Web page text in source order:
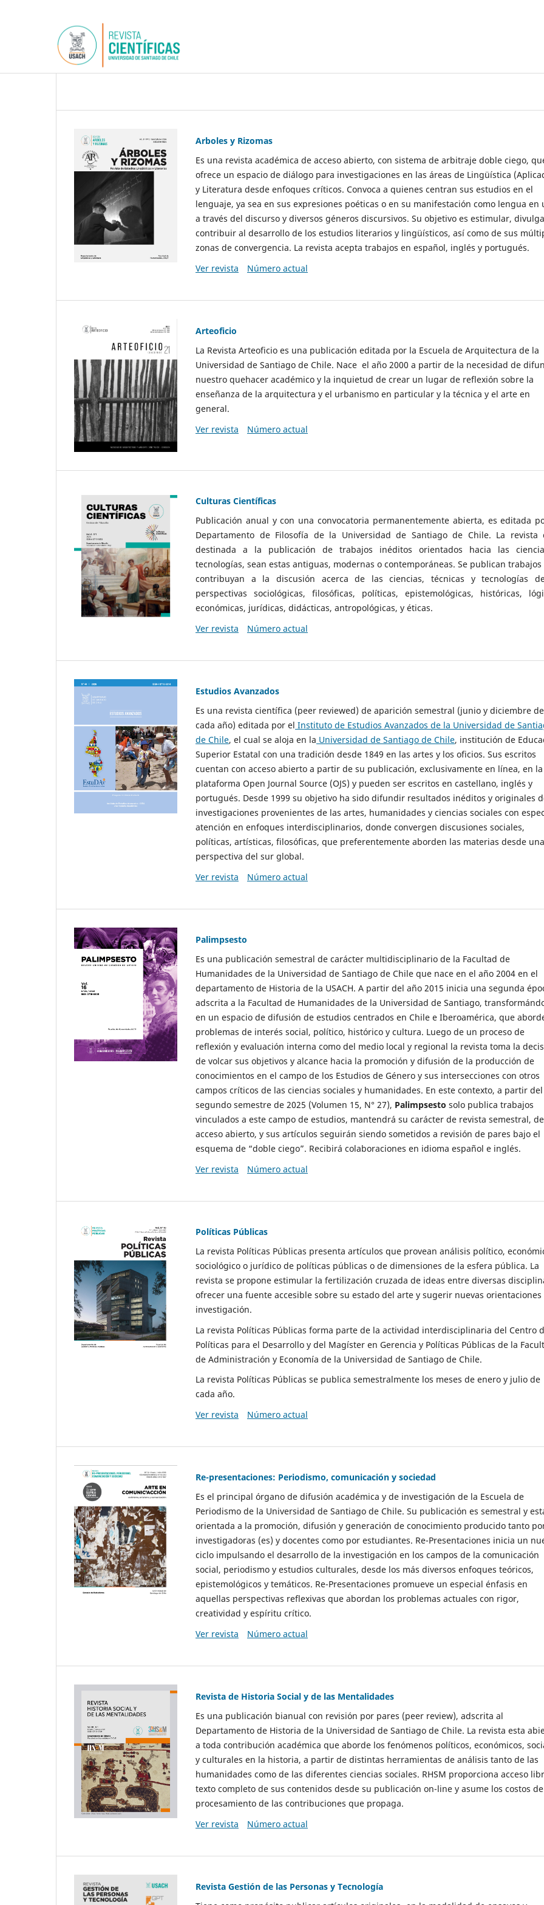
Arboles y Rizomas
Es una revista académica de acceso abierto, con sistema de arbitraje doble ciego,
ofrece un espacio de diálogo para investigaciones en las áreas de Lingüística
y Literatura desde enfoques críticos. Convoca a quienes centran sus estudios en el
lenguaje, ya sea en sus expresiones poéticas o en su manifestación como lengua en
a través del discurso y diversos géneros discursivos. Su objetivo es estimular,
contribuir al desarrollo de los estudios literarios y lingüísticos, así como de sus
zonas de convergencia. La revista acepta trabajos en español, inglés y portugués.
Ver revista
Número actual
Arteoficio
La Revista Arteoficio es una publicación editada por la Escuela de Arquitectura de la
Universidad de Santiago de Chile. Nace el año 2000 a partir de la necesidad de
nuestro quehacer académico y la inquietud de crear un lugar de reflexión sobre la
enseñanza de la arquitectura y el urbanismo en particular y la técnica y el arte en
general.
Ver revista
Número actual
Culturas Científicas
Publicación anual y con una convocatoria permanentemente abierta, es editada
Departamento de Filosofía de la Universidad de Santiago de Chile. La revista
destinada a la publicación de trabajos inéditos orientados hacia las
tecnologías, sean estas antiguas, modernas o contemporáneas. Se publican
contribuyan a la discusión acerca de las ciencias, técnicas y tecnologías
perspectivas sociológicas, filosóficas, políticas, epistemológicas, históricas,
económicas, jurídicas, didácticas, antropológicas, y éticas.
Ver revista
Número actual
Estudios Avanzados
Es una revista científica (peer reviewed) de aparición semestral (junio y diciembre de
cada año) editada por el Instituto de Estudios Avanzados de la Universidad de
de Chile, el cual se aloja en la Universidad de Santiago de Chile, institución de
Superior Estatal con una tradición desde 1849 en las artes y los oficios. Sus escritos
cuentan con acceso abierto a partir de su publicación, exclusivamente en línea, en la
plataforma Open Journal Source (OJS) y pueden ser escritos en castellano, inglés y
portugués. Desde 1999 su objetivo ha sido difundir resultados inéditos y originales
investigaciones provenientes de las artes, humanidades y ciencias sociales con
atención en enfoques interdisciplinarios, donde convergen discusiones sociales,
políticas, artísticas, filosóficas, que preferentemente aborden las materias desde una
perspectiva del sur global.
Ver revista
Número actual
Palimpsesto
Es una publicación semestral de carácter multidisciplinario de la Facultad de
Humanidades de la Universidad de Santiago de Chile que nace en el año 2004 en el
departamento de Historia de la USACH. A partir del año 2015 inicia una segunda
adscrita a la Facultad de Humanidades de la Universidad de Santiago,
en un espacio de difusión de estudios centrados en Chile e Iberoamérica, que
problemas de interés social, político, histórico y cultura. Luego de un proceso de
reflexión y evaluación interna como del medio local y regional la revista toma la
de volcar sus objetivos y alcance hacia la promoción y difusión de la producción de
conocimientos en el campo de los Estudios de Género y sus intersecciones con otros
campos críticos de las ciencias sociales y humanidades. En este contexto, a partir del
segundo semestre de 2025 (Volumen 15, N° 27), Palimpsesto solo publica trabajos
vinculados a este campo de estudios, mantendrá su carácter de revista semestral, de
acceso abierto, y sus artículos seguirán siendo sometidos a revisión de pares bajo el
esquema de “doble ciego”. Recibirá colaboraciones en idioma español e inglés.
Ver revista
Número actual
Políticas Públicas
La revista Políticas Públicas presenta artículos que provean análisis político,
sociológico o jurídico de políticas públicas o de dimensiones de la esfera pública. La
revista se propone estimular la fertilización cruzada de ideas entre diversas
ofrecer una fuente accesible sobre su estado del arte y sugerir nuevas orientaciones
investigación.
La revista Políticas Públicas forma parte de la actividad interdisciplinaria del Centro
Políticas para el Desarrollo y del Magíster en Gerencia y Políticas Públicas de la
de Administración y Economía de la Universidad de Santiago de Chile.
La revista Políticas Públicas se publica semestralmente los meses de enero y julio de
cada año.
Ver revista
Número actual
Re-presentaciones: Periodismo, comunicación y sociedad
Es el principal órgano de difusión académica y de investigación de la Escuela de
Periodismo de la Universidad de Santiago de Chile. Su publicación es semestral y
orientada a la promoción, difusión y generación de conocimiento producido tanto
investigadoras (es) y docentes como por estudiantes. Re-Presentaciones inicia un
ciclo impulsando el desarrollo de la investigación en los campos de la comunicación
social, periodismo y estudios culturales, desde los más diversos enfoques teóricos,
epistemológicos y temáticos. Re-Presentaciones promueve un especial énfasis en
aquellas perspectivas reflexivas que abordan los problemas actuales con rigor,
creatividad y espíritu crítico.
Ver revista
Número actual
Revista de Historia Social y de las Mentalidades
Es una publicación bianual con revisión por pares (peer review), adscrita al
Departamento de Historia de la Universidad de Santiago de Chile. La revista esta
a toda contribución académica que aborde los fenómenos políticos, económicos,
y culturales en la historia, a partir de distintas herramientas de análisis tanto de las
humanidades como de las diferentes ciencias sociales. RHSM proporciona acceso
texto completo de sus contenidos desde su publicación on-line y asume los costos de
procesamiento de las contribuciones que propaga.
Ver revista
Número actual
Revista Gestión de las Personas y Tecnología